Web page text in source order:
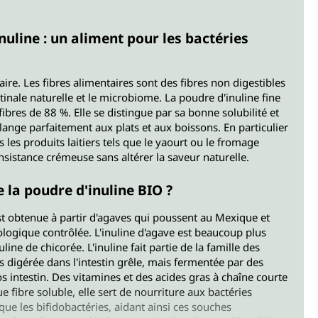
: un aliment pour les bactéries
Les fibres alimentaires sont des fibres non digestibles
naturelle et le microbiome. La poudre d'inuline fine
de 88 %. Elle se distingue par sa bonne solubilité et
parfaitement aux plats et aux boissons. En particulier
les produits laitiers tels que le yaourt ou le fromage
crémeuse sans altérer la saveur naturelle.
la poudre d'inuline BIO ?
obtenue à partir d'agaves qui poussent au Mexique et
contrôlée. L'inuline d'agave est beaucoup plus
de chicorée. L'inuline fait partie de la famille des
digérée dans l'intestin grêle, mais fermentée par des
intestin. Des vitamines et des acides gras à chaîne courte
fibre soluble, elle sert de nourriture aux bactéries
les bifidobactéries, aidant ainsi ces souches